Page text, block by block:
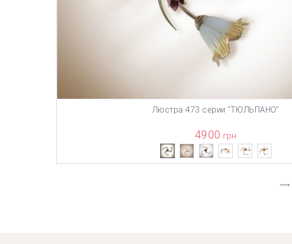
В КОРЗИНУ
Люстра 473 серии "ТЮЛЬПАНО"
4900 грн